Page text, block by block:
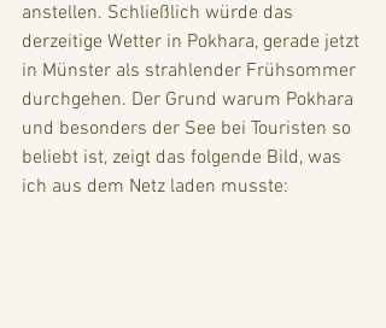
anstellen. Schließlich würde das
derzeitige Wetter in Pokhara, gerade jetzt
in Münster als strahlender Frühsommer
durchgehen. Der Grund warum Pokhara
und besonders der See bei Touristen so
beliebt ist, zeigt das folgende Bild, was
ich aus dem Netz laden musste: